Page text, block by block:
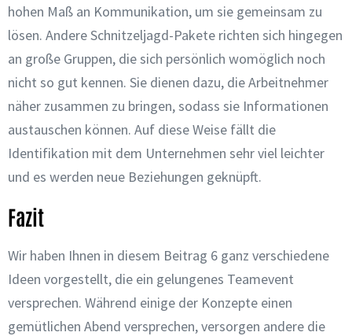
hohen Maß an Kommunikation, um sie gemeinsam zu
lösen. Andere Schnitzeljagd-Pakete richten sich hingegen
an große Gruppen, die sich persönlich womöglich noch
nicht so gut kennen. Sie dienen dazu, die Arbeitnehmer
näher zusammen zu bringen, sodass sie Informationen
austauschen können. Auf diese Weise fällt die
Identifikation mit dem Unternehmen sehr viel leichter
und es werden neue Beziehungen geknüpft.
Fazit
Wir haben Ihnen in diesem Beitrag 6 ganz verschiedene
Ideen vorgestellt, die ein gelungenes Teamevent
versprechen. Während einige der Konzepte einen
gemütlichen Abend versprechen, versorgen andere die